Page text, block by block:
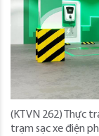
(KTVN 262) Thực
trạm sạc xe điện